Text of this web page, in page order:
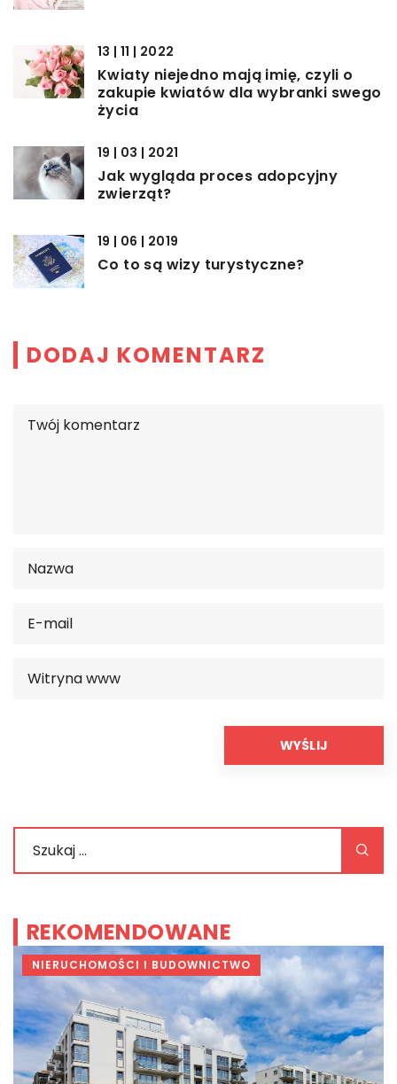
13 | 11 | 2022
Kwiaty niejedno mają imię, czyli o
zakupie kwiatów dla wybranki swego
życia
19 | 03 | 2021
Jak wygląda proces adopcyjny
zwierząt?
19 | 06 | 2019
Co to są wizy turystyczne?
DODAJ KOMENTARZ
REKOMENDOWANE
NIERUCHOMOŚCI I BUDOWNICTWO